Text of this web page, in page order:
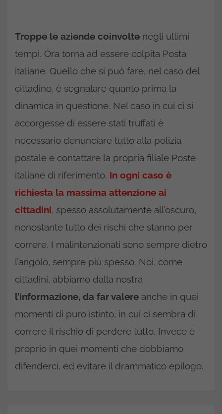
Troppe le aziende coinvolte negli ultimi
tempi. Ora torna ad essere colpita Posta
italiane. Quello che si può fare, nel caso del
cittadino, è segnalare quanto prima la
dinamica in questione. Nel caso in cui ci si
accorgesse di essere stati truffati è
necessario denunciare tutto alla polizia
postale e contattare la propria filiale Poste
italiane di riferimento. In ogni caso è
richiesta la massima attenzione ai
cittadini, spesso assolutamente all’oscuro,
nonostante tutto dei rischi che stanno per
correre. I malintenzionati sono sempre dietro
l’angolo, sempre più spesso. Noi, come
cittadini, abbiamo dalla nostra
l’informazione, da far valere anche in quei
momenti di puro istinto, in cui ci sembra di
correre il rischio di perdere tutto. Invece è
proprio in quei momenti che dobbiamo
difenderci, ed evitare il drammatico epilogo.